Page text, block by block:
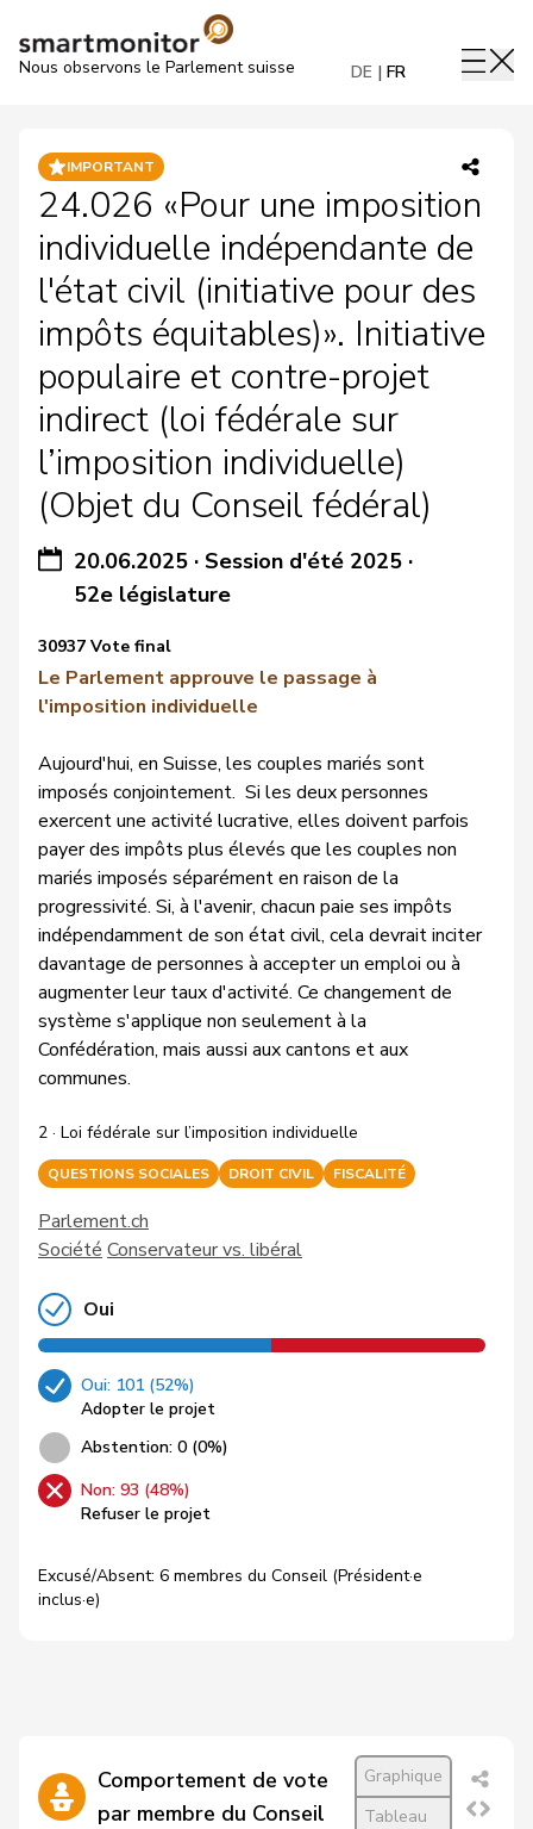
Nous observons le Parlement suisse DE FR
IMPORTANT
24.026 «Pour une imposition
individuelle indépendante de
l'état civil (initiative pour des
impôts équitables)». Initiative
populaire et contre-projet
indirect (loi fédérale sur
l’imposition individuelle)
(Objet du Conseil fédéral)
20.06.2025· Session d'été 2025·
52e législature
30937 Vote final
Le Parlement approuve le passage à
l'imposition individuelle
Aujourd'hui, en Suisse, les couples mariés sont
imposés conjointement. Si les deux personnes
exercent une activité lucrative, elles doivent parfois
payer des impôts plus élevés que les couples non
mariés imposés séparément en raison de la
progressivité. Si, à l'avenir, chacun paie ses impôts
indépendamment de son état civil, cela devrait inciter
davantage de personnes à accepter un emploi ou à
augmenter leur taux d'activité. Ce changement de
système s'applique non seulement à la
Confédération, mais aussi aux cantons et aux
communes.
2 · Loi fédérale sur l’imposition individuelle
QUESTIONS SOCIALES DROIT CIVIL FISCALITÉ
Parlement.ch
Société Conservateur vs. libéral
Oui
Oui: 101 (52%)
Adopter le projet
Abstention: 0 (0%)
Non: 93 (48%)
Refuser le projet
Excusé/Absent: 6 membres du Conseil (Président·e
inclus·e)
Comportement de vote
par membre du Conseil
Graphique
Tableau